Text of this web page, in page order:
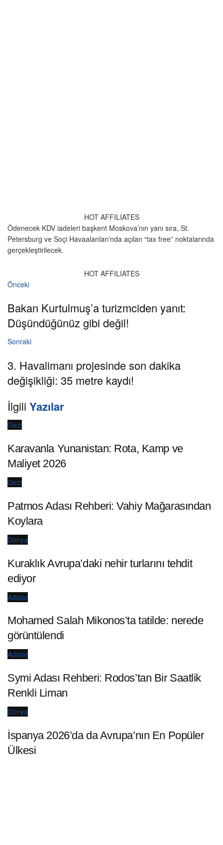
HOT AFFILIATES
Ödenecek KDV iadeleri başkent Moskova’nın yanı sıra, St.
Petersburg ve Soçi Havaalanları’nda açılan “tax free” noktalarında
gerçekleştirilecek.
HOT AFFILIATES
Önceki
Bakan Kurtulmuş’a turizmciden yanıt:
Düşündüğünüz gibi değil!
Sonraki
3. Havalimanı projesinde son dakika
değişikliği: 35 metre kaydı!
İlgili Yazılar
Gezi
Karavanla Yunanistan: Rota, Kamp ve
Maliyet 2026
Gezi
Patmos Adası Rehberi: Vahiy Mağarasından
Koylara
Dünya
Kuraklık Avrupa’daki nehir turlarını tehdit
ediyor
Adalar
Mohamed Salah Mikonos’ta tatilde: nerede
görüntülendi
Adalar
Symi Adası Rehberi: Rodos’tan Bir Saatlik
Renkli Liman
Dünya
İspanya 2026’da da Avrupa’nın En Popüler
Ülkesi